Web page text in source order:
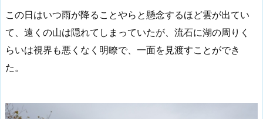
この日はいつ雨が降ることやらと懸念するほど雲が出てい
て、遠くの山は隠れてしまっていたが、流石に湖の周りく
らいは視界も悪くなく明瞭で、一面を見渡すことができ
た。